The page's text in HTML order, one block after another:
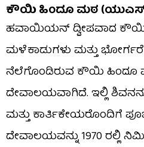
ಕೌಯಿ ಹಿಂದೂ ಮಠ
ಹವಾಯಿಯನ್ ದ್ವೀಪವಾದ
ಮಳೆಕಾಡುಗಳು ಮತ್ತು
ನೆಲೆಗೊಂಡಿರುವ ಕೌಯಿ ಹಿಂದೂ
ದೇವಾಲಯವಾಗಿದೆ. ಇಲ್ಲಿ
ಮತ್ತು ಕಾರ್ತಿಕೇಯರೊಂದಿಗೆ
ದೇವಾಲಯವನ್ನು 1970 ರಲ್ಲಿ